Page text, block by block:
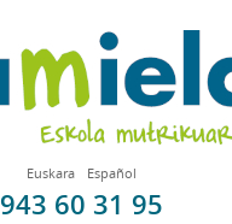
Euskara Español
943 60 31 95